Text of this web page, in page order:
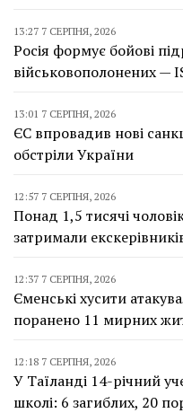
13:27 7 СЕРПНЯ, 2026
Росія формує бойові
військовополонених —
13:01 7 СЕРПНЯ, 2026
ЄС впровадив нові
обстріли України
12:57 7 СЕРПНЯ, 2026
Понад 1,5 тисячі
затримали
12:37 7 СЕРПНЯ, 2026
Єменські хусити
поранено 11 мирних
12:18 7 СЕРПНЯ, 2026
У Таїланді 14-річний
школі: 6 загиблих, 20